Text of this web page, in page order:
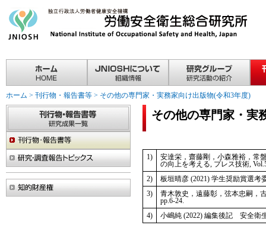
ホーム > 刊行物・報告書等 > その他の専門家・実務家向け出版物(令和3年度)
その他の専門家・実
1)
安達栄，齋藤剛，小森雅裕，常
の向上を考える, プレス技術,
2)
板垣晴彦 (2021) 学生奨励賞選
3)
青木敦史，遠藤彰，弦本忠嗣，
pp.6-24.
4)
小嶋純 (2022) 編集後記 安全衛